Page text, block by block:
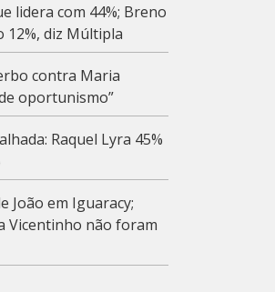
lidera com 44%; Breno
12%, diz Múltipla
contra Maria
oportunismo”
Raquel Lyra 45%
João em Iguaracy;
Vicentinho não foram